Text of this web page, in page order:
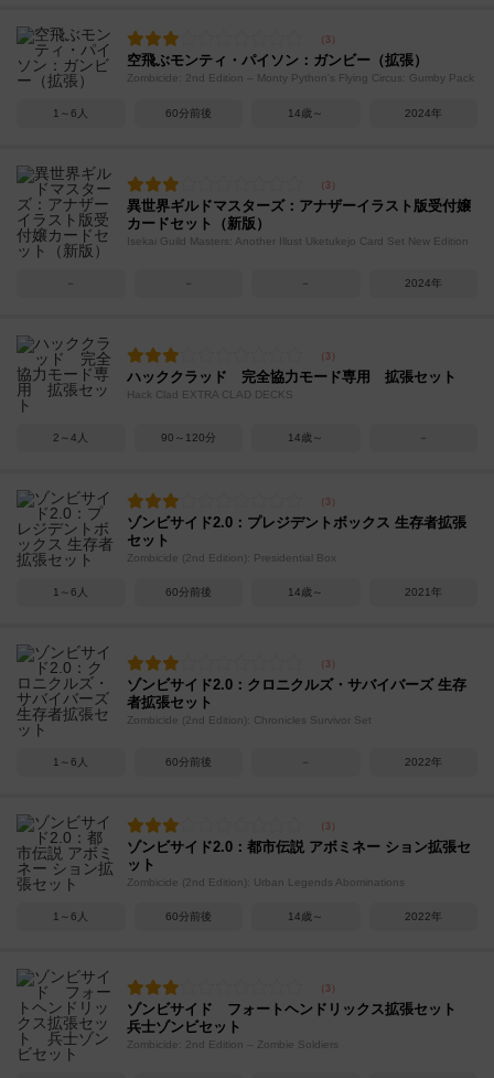
空飛ぶモンティ・パイソン：ガンビー（拡張）
Zombicide: 2nd Edition – Monty Python's Flying Circus: Gumby Pack
1～6人 60分前後 14歳～ 2024年
異世界ギルドマスターズ：アナザーイラスト版受付嬢
カードセット（新版）
Isekai Guild Masters: Another Illust Uketukejo Card Set New Edition
－ － － 2024年
ハッククラッド 完全協力モード専用 拡張セット
Hack Clad EXTRA CLAD DECKS
2～4人 90～120分 14歳～ －
ゾンビサイド2.0：プレジデントボックス 生存者拡張
セット
Zombicide (2nd Edition): Presidential Box
1～6人 60分前後 14歳～ 2021年
ゾンビサイド2.0：クロニクルズ・サバイバーズ 生存
者拡張セット
Zombicide (2nd Edition): Chronicles Survivor Set
1～6人 60分前後 － 2022年
ゾンビサイド2.0：都市伝説 アボミネー ション拡張セ
ット
Zombicide (2nd Edition): Urban Legends Abominations
1～6人 60分前後 14歳～ 2022年
ゾンビサイド フォートヘンドリックス拡張セット
兵士ゾンビセット
Zombicide: 2nd Edition – Zombie Soldiers